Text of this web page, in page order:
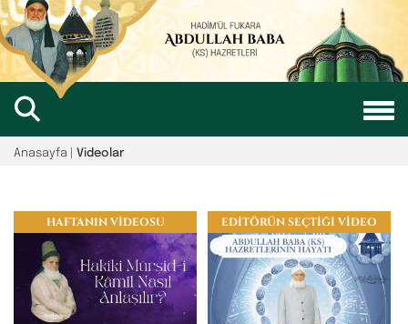
Anasayfa | Videolar
HAFTANIN VİDEOSU EDİTÖRÜN SEÇTİĞİ VİDEO